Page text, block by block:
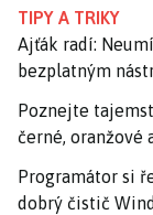
TIPY A TRIKY
Ajťák radí:
bezplatným
Poznejte
černé, oranžové
Programátor si
dobrý čistič